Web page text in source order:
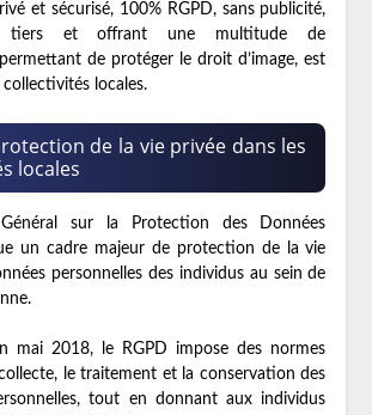
et sécurisé, 100% RGPD, sans publicité,
tiers et offrant une multitude de
de protéger le droit d’image, est
locales.
de la vie privée dans les
locales
Général sur la Protection des Données
un cadre majeur de protection de la vie
personnelles des individus au sein de
mai 2018, le RGPD impose des normes
le traitement et la conservation des
tout en donnant aux individus